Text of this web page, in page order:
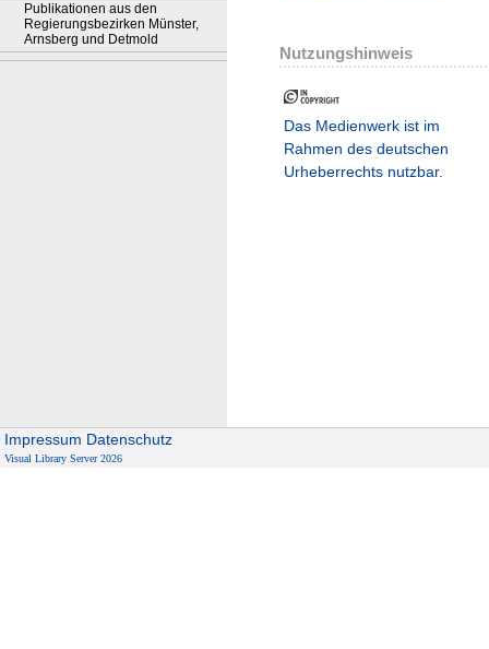
Publikationen aus den
Regierungsbezirken Münster,
Arnsberg und Detmold
Nutzungshinweis
Das Medienwerk ist im
Rahmen des deutschen
Urheberrechts nutzbar.
Impressum Datenschutz
Visual Library Server 2026